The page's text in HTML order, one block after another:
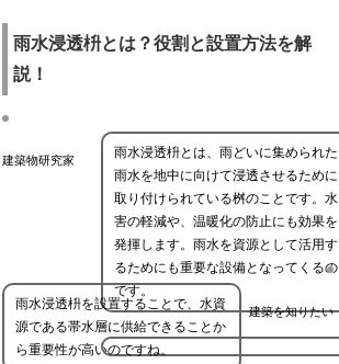
雨水浸透枡とは？役割と設置方法を解
説！
建築物研究家
雨水浸透枡とは、雨どいに集められた
雨水を地中に向けて浸透させるために
取り付けられている桝のことです。水
害の軽減や、温暖化の防止にも効果を
発揮します。雨水を資源として活用す
るためにも重要な設備となってくるの
です。
建築を知りたい
雨水浸透枡を設置することで、水資
源である帯水層に供給できることか
ら重要性が高いのですね。